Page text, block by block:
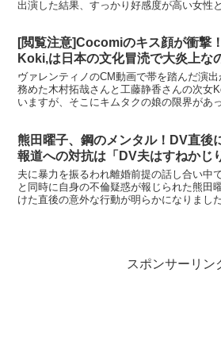
出演した結果、すっかり好感度が高い女性
[閲覧注意]Cocomiのキス顔が衝撃
Koki,は日本の文化冒涜で大炎上な
ヴァレンティノのCM動画で帯を踏んだ演
務めた木村拓哉さんと工藤静香さんの次女
いますが、そこにキムタクの娘の限界があ
熊田曜子、鋼のメンタル！DV直
報道への対抗は「DV夫はすねかじ
夫に暴力を振るわれ離婚前提の話し合い中
と同時に自身の不倫疑惑が報じられた熊田
けた直後の意外な行動が明らかになりまし
スポンサーリン